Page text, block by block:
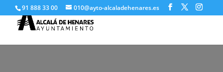
91 888 33 00 010@ayto-alcaladehenares.es